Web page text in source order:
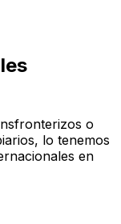
o
lo tenemos
en